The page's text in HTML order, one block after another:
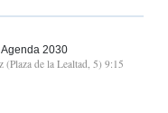
2030
de la Lealtad, 5) 9:15